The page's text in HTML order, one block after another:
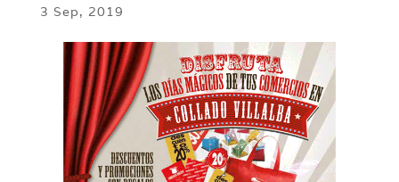
3 Sep, 2019